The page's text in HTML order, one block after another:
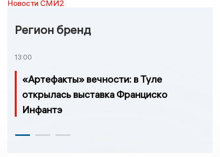
Новости СМИ2
Регион бренд
13:00
«Артефакты» вечности: в Туле
открылась выставка Франциско
Инфантэ